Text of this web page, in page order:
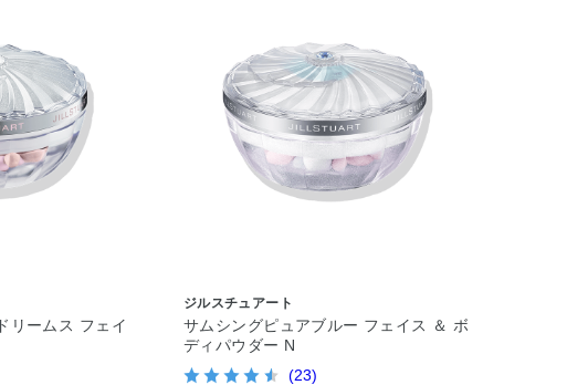
リームス フェイ
ジルスチュアート
サムシングピュアブルー フェイス ＆ ボ
ディパウダー N
(23)